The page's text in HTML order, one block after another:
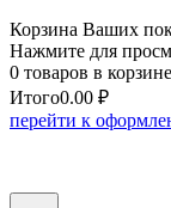
Корзина Ваших
Нажмите для
0 товаров в корзине
Итого0.00 ₽
перейти к